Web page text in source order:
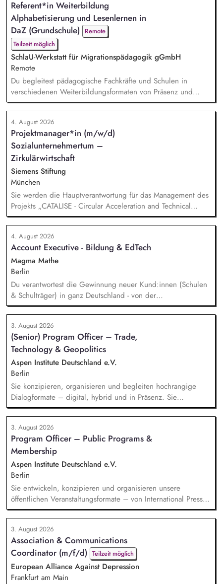
rassismuskritisches Deutschlernen von der Grundschule bis in
die Berufliche Bildung. Der Bereich Sprachenbildung
entwickelt in seinen Proj...
Referent*in Weiterbildung
Alphabetisierung und Lesenlernen in
DaZ (Grundschule)
Remote
Teilzeit möglich
SchlaU-Werkstatt für Migrationspädagogik gGmbH
Remote
Du begleitest pädagogische Fachkräfte und Schulen in
verschiedenen Weiterbildungsformaten von Präsenz und
Online-Workshops bis hin zu pädogischen Tagen und erstellst
Online-Selbstlernkurse für unsere Plattform schlau-lernen.org.
Die inhaltlichen Schwerpunkte liegen dabei auf den
Bereichen Lesen lernen, Mehrsprachigkeitsbewusstsein und
Alphabetisierung in der Grundschule.
4. August 2026
Projektmanager*in (m/w/d)
Sozialunternehmertum –
Zirkulärwirtschaft
Siemens Stiftung
München
Sie werden die Hauptverantwortung für das Management des
Projekts „CATALISE - Circular Acceleration and Technical
Assistance for Local Innovation and Sustainable Enterprises
4. August 2026
Account Executive - Bildung & EdTech
Magma Mathe
Berlin
Du verantwortest die Gewinnung neuer Kund:innen (Schulen
& Schulträger) in ganz Deutschland - von der
Leadgenerierung bis zum Vertragsabschluss. Dabei arbeitest
du sowohl mit selbst generierten Leads als auch mit
qualifizierten Inbound-Anfragen in einem typischen Sales-
Zyklus von rund zwei Monaten. Außerdem repräsentierst du
uns auf Messen, Konferenzen und Veranstaltungen im
Bildungsbereich und...
3. August 2026
(Senior) Program Officer – Trade,
Technology & Geopolitics
Aspen Institute Deutschland e.V.
Berlin
Sie konzipieren, organisieren und begleiten hochrangige
Dialogformate – digital, hybrid und in Präsenz. Sie
identifizieren aktuelle Entwicklungen in den Bereichen
Handel, Technologie, Geopolitik und wirtschaftliche
Sicherheit und bereiten diese für Veranstaltungen,
Hintergrundgespräche, Publikationen und politische
Diskussionen auf. Sie identifizieren und gewinnen
Referent*innen sowie Diskuss...
3. August 2026
Program Officer – Public Programs &
Membership
Aspen Institute Deutschland e.V.
Berlin
Sie entwickeln, konzipieren und organisieren unsere
öffentlichen Veranstaltungsformate – von International Press
Roundtables, Deep Dive Discussions und Aspen Fireside
Chats bis hin zu besonderen Formaten wie der Aspen
Summer Party, der Aspen Gala und neuen
Veranstaltungsformaten. Sie identifizieren aktuelle politische
Themen und gewinnen hochrangige Referentinnen sowie
Diskussionspartnerinnen a...
3. August 2026
Association & Communications
Coordinator (m/f/d) Teilzeit möglich
European Alliance Against Depression
Frankfurt am Main